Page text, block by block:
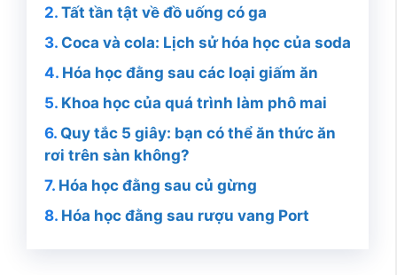
Tất tần tật về đồ uống có ga
Coca và cola: Lịch sử hóa học của soda
Hóa học đằng sau các loại giấm ăn
Khoa học của quá trình làm phô mai
Quy tắc 5 giây: bạn có thể ăn thức ăn
rơi trên sàn không?
Hóa học đằng sau củ gừng
Hóa học đằng sau rượu vang Port